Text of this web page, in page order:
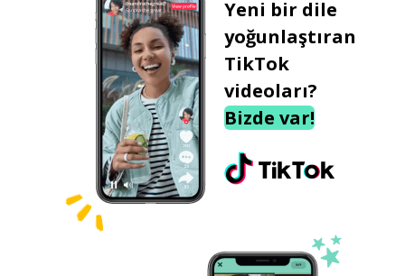
Yeni bir dile
yoğunlaştıran
TikTok
videoları?
Bizde var!